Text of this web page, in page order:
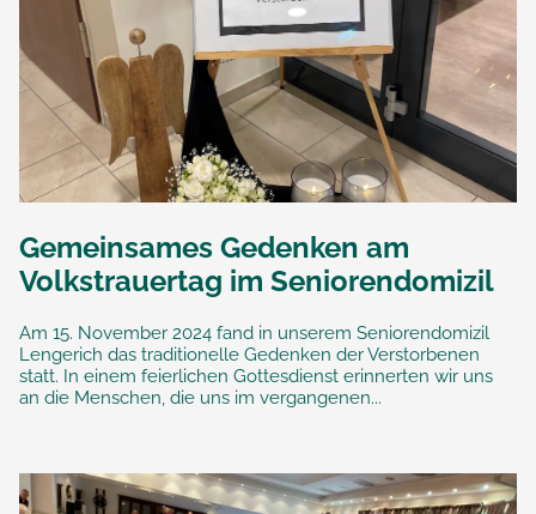
Gemeinsames Gedenken am
Volkstrauertag im Seniorendomizil
Am 15. November 2024 fand in unserem Seniorendomizil
Lengerich das traditionelle Gedenken der Verstorbenen
statt. In einem feierlichen Gottesdienst erinnerten wir uns
an die Menschen, die uns im vergangenen...